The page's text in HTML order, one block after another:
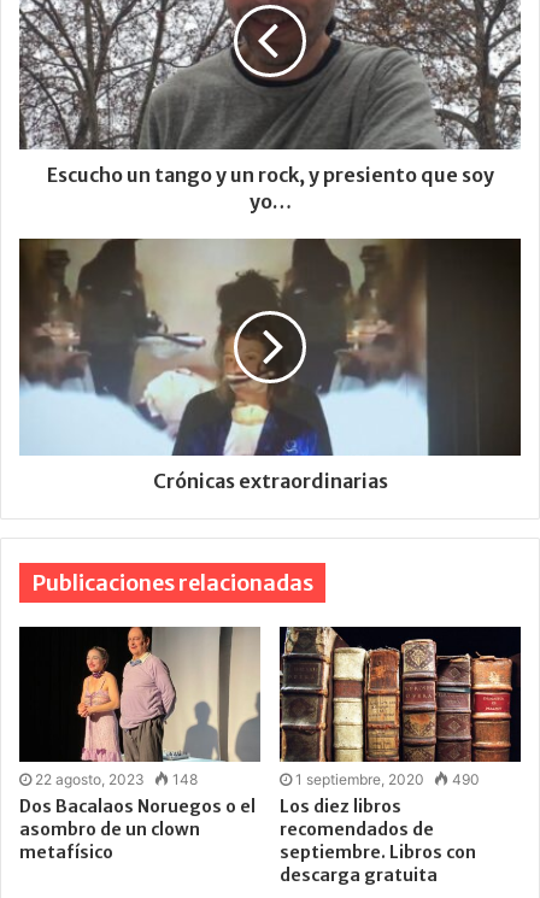
Escucho un tango y un rock, y presiento que soy
yo…
Crónicas extraordinarias
Publicaciones relacionadas
22 agosto, 2023 148
Dos Bacalaos Noruegos o el
asombro de un clown
metafísico
1 septiembre, 2020 490
Los diez libros
recomendados de
septiembre. Libros con
descarga gratuita